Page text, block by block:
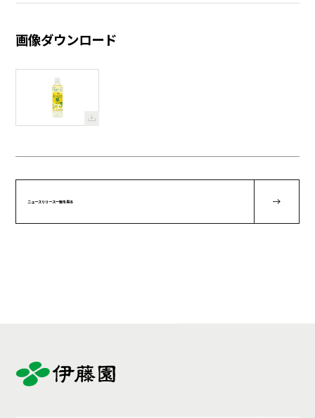
画像ダウンロード
ニュースリリース一覧を見る